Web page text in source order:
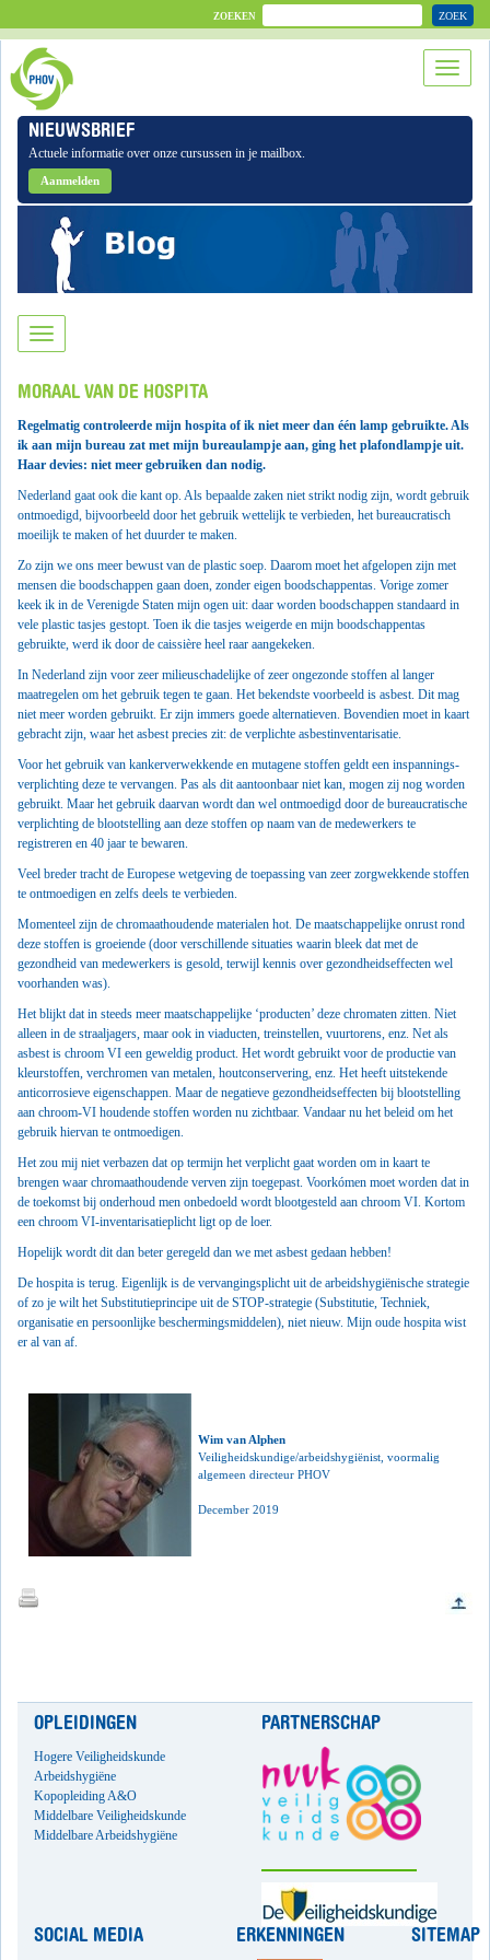
ZOEKEN ZOEK
NIEUWSBRIEF
Actuele informatie over onze cursussen in je mailbox.
Aanmelden
MORAAL VAN DE HOSPITA
Regelmatig controleerde mijn hospita of ik niet meer dan één lamp gebruikte. Als
ik aan mijn bureau zat met mijn bureaulampje aan, ging het plafondlampje uit.
Haar devies: niet meer gebruiken dan nodig.
Nederland gaat ook die kant op. Als bepaalde zaken niet strikt nodig zijn, wordt gebruik
ontmoedigd, bijvoorbeeld door het gebruik wettelijk te verbieden, het bureaucratisch
moeilijk te maken of het duurder te maken.
Zo zijn we ons meer bewust van de plastic soep. Daarom moet het afgelopen zijn met
mensen die boodschappen gaan doen, zonder eigen boodschappentas. Vorige zomer
keek ik in de Verenigde Staten mijn ogen uit: daar worden boodschappen standaard in
vele plastic tasjes gestopt. Toen ik die tasjes weigerde en mijn boodschappentas
gebruikte, werd ik door de caissière heel raar aangekeken.
In Nederland zijn voor zeer milieuschadelijke of zeer ongezonde stoffen al langer
maatregelen om het gebruik tegen te gaan. Het bekendste voorbeeld is asbest. Dit mag
niet meer worden gebruikt. Er zijn immers goede alternatieven. Bovendien moet in kaart
gebracht zijn, waar het asbest precies zit: de verplichte asbestinventarisatie.
Voor het gebruik van kankerverwekkende en mutagene stoffen geldt een inspannings-
verplichting deze te vervangen. Pas als dit aantoonbaar niet kan, mogen zij nog worden
gebruikt. Maar het gebruik daarvan wordt dan wel ontmoedigd door de bureaucratische
verplichting de blootstelling aan deze stoffen op naam van de medewerkers te
registreren en 40 jaar te bewaren.
Veel breder tracht de Europese wetgeving de toepassing van zeer zorgwekkende stoffen
te ontmoedigen en zelfs deels te verbieden.
Momenteel zijn de chromaathoudende materialen hot. De maatschappelijke onrust rond
deze stoffen is groeiende (door verschillende situaties waarin bleek dat met de
gezondheid van medewerkers is gesold, terwijl kennis over gezondheidseffecten wel
voorhanden was).
Het blijkt dat in steeds meer maatschappelijke ‘producten’ deze chromaten zitten. Niet
alleen in de straaljagers, maar ook in viaducten, treinstellen, vuurtorens, enz. Net als
asbest is chroom VI een geweldig product. Het wordt gebruikt voor de productie van
kleurstoffen, verchromen van metalen, houtconservering, enz. Het heeft uitstekende
anticorrosieve eigenschappen. Maar de negatieve gezondheidseffecten bij blootstelling
aan chroom-VI houdende stoffen worden nu zichtbaar. Vandaar nu het beleid om het
gebruik hiervan te ontmoedigen.
Het zou mij niet verbazen dat op termijn het verplicht gaat worden om in kaart te
brengen waar chromaathoudende verven zijn toegepast. Voorkómen moet worden dat in
de toekomst bij onderhoud men onbedoeld wordt blootgesteld aan chroom VI. Kortom
een chroom VI-inventarisatieplicht ligt op de loer.
Hopelijk wordt dit dan beter geregeld dan we met asbest gedaan hebben!
De hospita is terug. Eigenlijk is de vervangingsplicht uit de arbeidshygiënische strategie
of zo je wilt het Substitutieprincipe uit de STOP-strategie (Substitutie, Techniek,
organisatie en persoonlijke beschermingsmiddelen), niet nieuw. Mijn oude hospita wist
er al van af.
Wim van Alphen
Veiligheidskundige/arbeidshygiënist, voormalig
algemeen directeur PHOV
December 2019
OPLEIDINGEN
Hogere Veiligheidskunde
Arbeidshygiëne
Kopopleiding A&O
Middelbare Veiligheidskunde
Middelbare Arbeidshygiëne
PARTNERSCHAP
SOCIAL MEDIA ERKENNINGEN SITEMAP